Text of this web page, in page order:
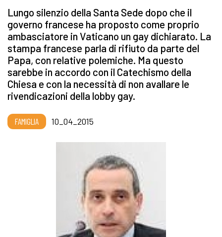
Lungo silenzio della Santa Sede dopo che il
governo francese ha proposto come proprio
ambasciatore in Vaticano un gay dichiarato. La
stampa francese parla di rifiuto da parte del
Papa, con relative polemiche. Ma questo
sarebbe in accordo con il Catechismo della
Chiesa e con la necessità di non avallare le
rivendicazioni della lobby gay.
FAMIGLIA 10_04_2015